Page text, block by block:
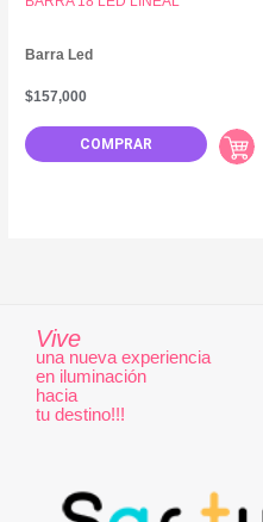
Barra Led
COMPRAR
$157,000
Vive
una nueva experiencia
en iluminación
hacia
tu destino!!!